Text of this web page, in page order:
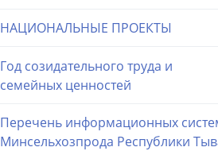
НАЦИОНАЛЬНЫЕ ПРОЕКТЫ
Год созидательного труда и
семейных ценностей
Перечень информационных
Минсельхозпрода Республики